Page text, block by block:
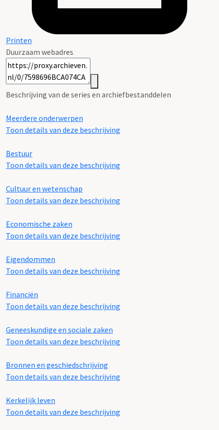
Printen
Duurzaam webadres
Beschrijving van de series en archiefbestanddelen
Meerdere onderwerpen
Toon details van deze beschrijving
Bestuur
Toon details van deze beschrijving
Cultuur en wetenschap
Toon details van deze beschrijving
Economische zaken
Toon details van deze beschrijving
Eigendommen
Toon details van deze beschrijving
Financiën
Toon details van deze beschrijving
Geneeskundige en sociale zaken
Toon details van deze beschrijving
Bronnen en geschiedschrijving
Toon details van deze beschrijving
Kerkelijk leven
Toon details van deze beschrijving